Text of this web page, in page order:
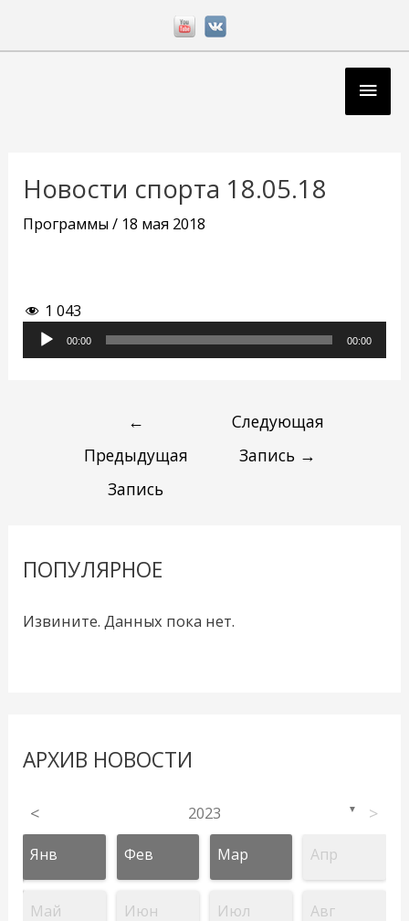
Новости спорта 18.05.18
Программы/ 18 мая 2018
1 043
Аудиоплеер
00:00 00:00
записям
←
Предыдущая
Запись
Следующая
Запись →
ПОПУЛЯРНОЕ
Извините. Данных пока нет.
АРХИВ НОВОСТИ
< 2023 ▼ >
Янв Фев Мар Апр
Май Июн Июл Авг